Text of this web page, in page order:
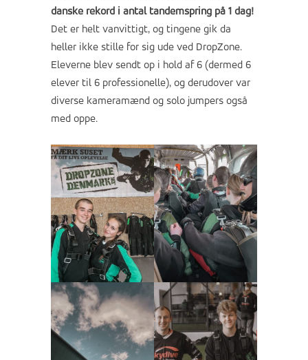
danske rekord i antal tandemspring på 1 dag!
Det er helt vanvittigt, og tingene gik da
heller ikke stille for sig ude ved DropZone.
Eleverne blev sendt op i hold af 6 (dermed 6
elever til 6 professionelle), og derudover var
diverse kameramænd og solo jumpers også
med oppe.